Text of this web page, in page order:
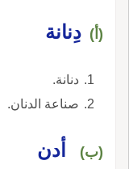
(أ) دِنانة
دنانة.
صناعة الدنان.
(ب) أدن